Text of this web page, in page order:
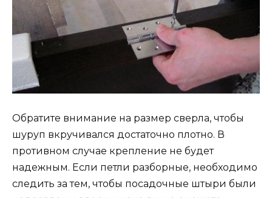
Обратите внимание на размер сверла, чтобы
шуруп вкручивался достаточно плотно. В
противном случае крепление не будет
надежным. Если петли разборные, необходимо
следить за тем, чтобы посадочные штыри были